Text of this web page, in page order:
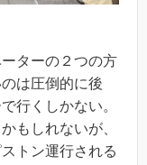
ターの２つの方
は圧倒的に後
行くしかない。
もしれないが、
トン運行される